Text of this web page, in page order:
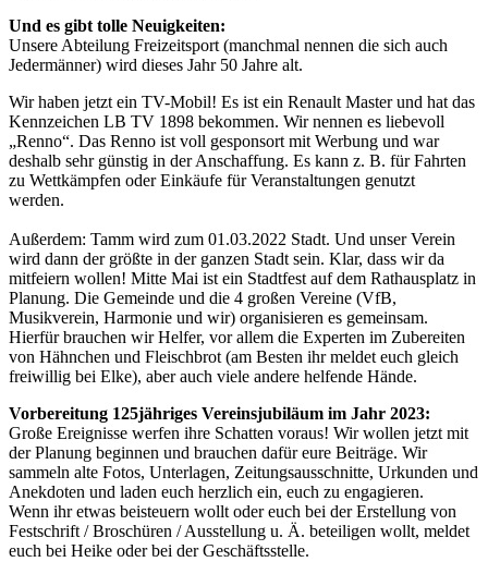
Und es gibt tolle Neuigkeiten:
Unsere Abteilung Freizeitsport (manchmal nennen die sich auch
Jedermänner) wird dieses Jahr 50 Jahre alt.
Wir haben jetzt ein TV-Mobil! Es ist ein Renault Master und hat das
Kennzeichen LB TV 1898 bekommen. Wir nennen es liebevoll
„Renno“. Das Renno ist voll gesponsort mit Werbung und war
deshalb sehr günstig in der Anschaffung. Es kann z. B. für Fahrten
zu Wettkämpfen oder Einkäufe für Veranstaltungen genutzt
werden.
Außerdem: Tamm wird zum 01.03.2022 Stadt. Und unser Verein
wird dann der größte in der ganzen Stadt sein. Klar, dass wir da
mitfeiern wollen! Mitte Mai ist ein Stadtfest auf dem Rathausplatz in
Planung. Die Gemeinde und die 4 großen Vereine (VfB,
Musikverein, Harmonie und wir) organisieren es gemeinsam.
Hierfür brauchen wir Helfer, vor allem die Experten im Zubereiten
von Hähnchen und Fleischbrot (am Besten ihr meldet euch gleich
freiwillig bei Elke), aber auch viele andere helfende Hände.
Vorbereitung 125jähriges Vereinsjubiläum im Jahr 2023:
Große Ereignisse werfen ihre Schatten voraus! Wir wollen jetzt mit
der Planung beginnen und brauchen dafür eure Beiträge. Wir
sammeln alte Fotos, Unterlagen, Zeitungsausschnitte, Urkunden und
Anekdoten und laden euch herzlich ein, euch zu engagieren.
Wenn ihr etwas beisteuern wollt oder euch bei der Erstellung von
Festschrift / Broschüren / Ausstellung u. Ä. beteiligen wollt, meldet
euch bei Heike oder bei der Geschäftsstelle.